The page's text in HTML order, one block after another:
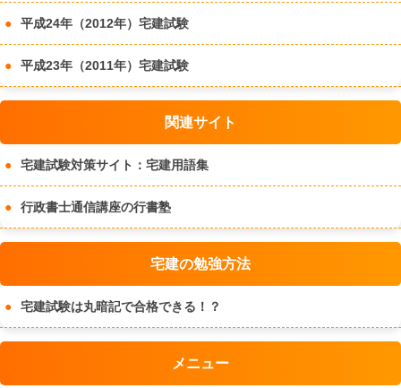
平成24年（2012年）宅建試験
平成23年（2011年）宅建試験
関連サイト
宅建試験対策サイト：宅建用語集
行政書士通信講座の行書塾
宅建の勉強方法
宅建試験は丸暗記で合格できる！？
メニュー